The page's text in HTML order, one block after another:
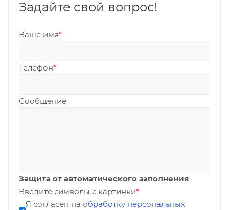
Задайте свой вопрос!
Ваше имя*
Телефон*
Сообщение
Защита от автоматического заполнения
Введите символы с картинки*
Я согласен на обработку персональных